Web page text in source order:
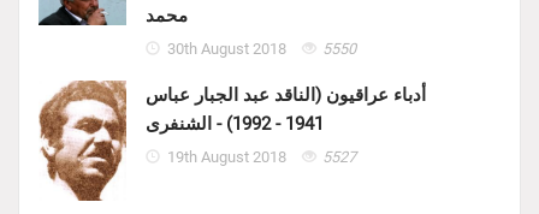
محمد
30th August 2018 5550
أدباء عراقيون (الناقد عبد الجبار عباس
1941 - 1992) - الشنفرى
19th August 2018 5527